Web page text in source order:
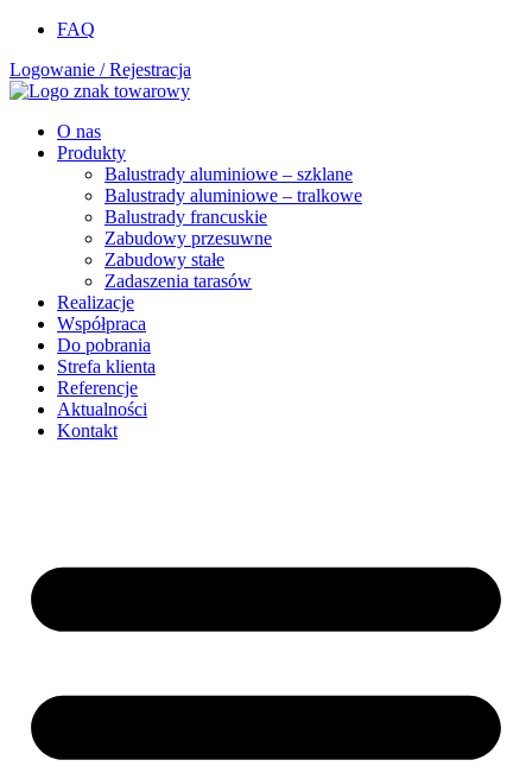
FAQ
Logowanie / Rejestracja
O nas
Produkty
Balustrady aluminiowe – szklane
Balustrady aluminiowe – tralkowe
Balustrady francuskie
Zabudowy przesuwne
Zabudowy stałe
Zadaszenia tarasów
Realizacje
Współpraca
Do pobrania
Strefa klienta
Referencje
Aktualności
Kontakt